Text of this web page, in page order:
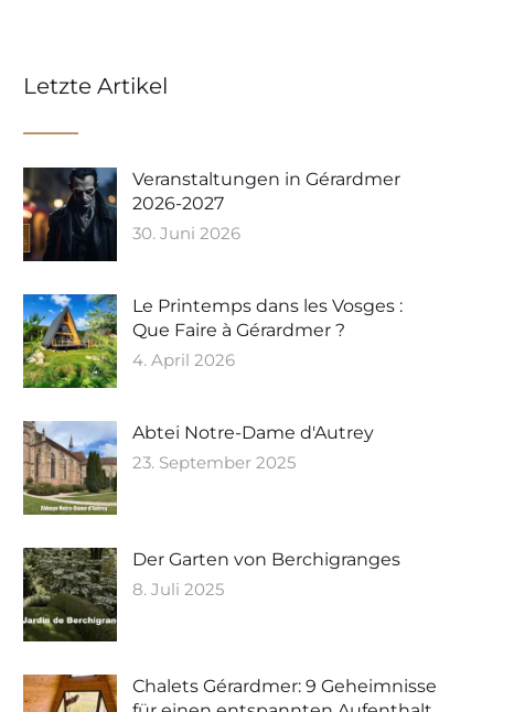
Letzte Artikel
Veranstaltungen in Gérardmer
2026-2027
30. Juni 2026
Le Printemps dans les Vosges :
Que Faire à Gérardmer ?
4. April 2026
Abtei Notre-Dame d'Autrey
23. September 2025
Der Garten von Berchigranges
8. Juli 2025
Chalets Gérardmer: 9 Geheimnisse